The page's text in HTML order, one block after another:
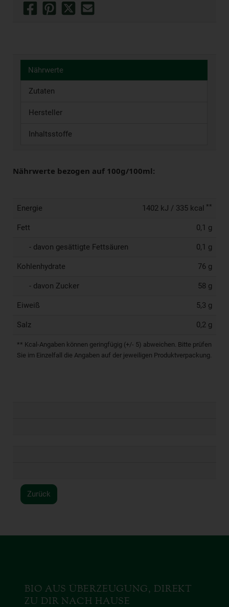
Nährwerte
Zutaten
Hersteller
Inhaltsstoffe
Nährwerte bezogen auf 100g/100ml:
Energie 1402 kJ / 335 kcal **
Fett 0,1 g
- davon gesättigte Fettsäuren 0,1 g
Kohlenhydrate 76 g
- davon Zucker 58 g
Eiweiß 5,3 g
Salz 0,2 g
** Kcal-Angaben können geringfügig (+/- 5) abweichen. Bitte prüfen
Sie im Einzelfall die Angaben auf der jeweiligen Produktverpackung.
Zurück
BIO AUS ÜBERZEUGUNG, DIREKT
ZU DIR NACH HAUSE